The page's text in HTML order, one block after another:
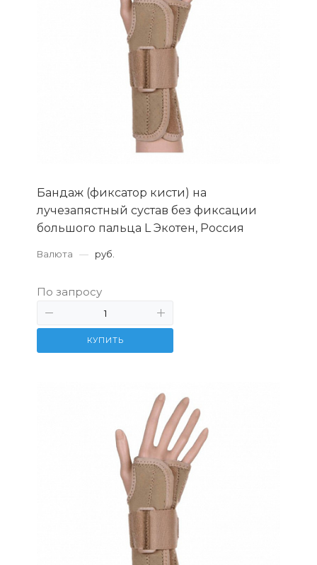
Бандаж (фиксатор кисти) на
лучезапястный сустав без фиксации
большого пальца L Экотен, Россия
Валюта — руб.
По запросу
КУПИТЬ